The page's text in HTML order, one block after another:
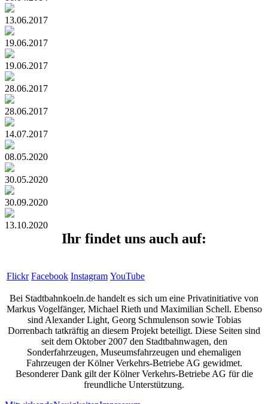
13.06.2017
19.06.2017
19.06.2017
28.06.2017
28.06.2017
14.07.2017
08.05.2020
30.05.2020
30.09.2020
13.10.2020
Ihr findet uns auch auf:
Flickr Facebook Instagram YouTube
Bei Stadtbahnkoeln.de handelt es sich um eine Privatinitiative von
Markus Vogelfänger, Michael Rieth und Maximilian Schell. Ebenso
sind Alexander Light, Georg Schmulenson sowie Tobias
Dorrenbach tatkräftig an diesem Projekt beteiligt. Diese Seiten sind
seit dem Oktober 2007 den Stadtbahnwagen, den
Sonderfahrzeugen, Museumsfahrzeugen und ehemaligen
Fahrzeugen der Kölner Verkehrs-Betriebe AG gewidmet.
Besonderer Dank gilt der Kölner Verkehrs-Betriebe AG für die
freundliche Unterstützung.